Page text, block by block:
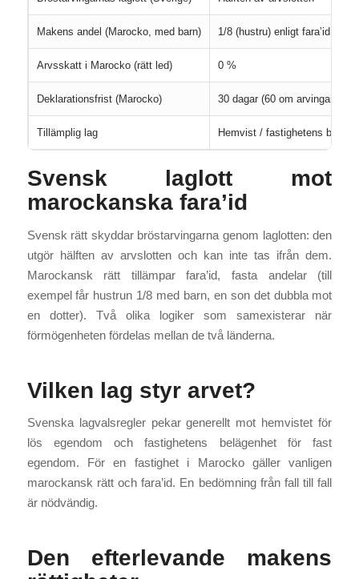
Makens andel (Marocko, med barn) 1/8 (hustru) enligt fara’id
Arvsskatt i Marocko (rätt led) 0 %
Deklarationsfrist (Marocko) 30 dagar (60 om arvingarna
Tillämplig lag Hemvist / fastighetens
Svensk laglott mot
marockanska fara’id
Svensk rätt skyddar bröstarvingarna genom laglotten: den
utgör hälften av arvslotten och kan inte tas ifrån dem.
Marockansk rätt tillämpar fara’id, fasta andelar (till
exempel får hustrun 1/8 med barn, en son det dubbla mot
en dotter). Två olika logiker som samexisterar när
förmögenheten fördelas mellan de två länderna.
Vilken lag styr arvet?
Svenska lagvalsregler pekar generellt mot hemvistet för
lös egendom och fastighetens belägenhet för fast
egendom. För en fastighet i Marocko gäller vanligen
marockansk rätt och fara’id. En bedömning från fall till fall
är nödvändig.
Den efterlevande makens